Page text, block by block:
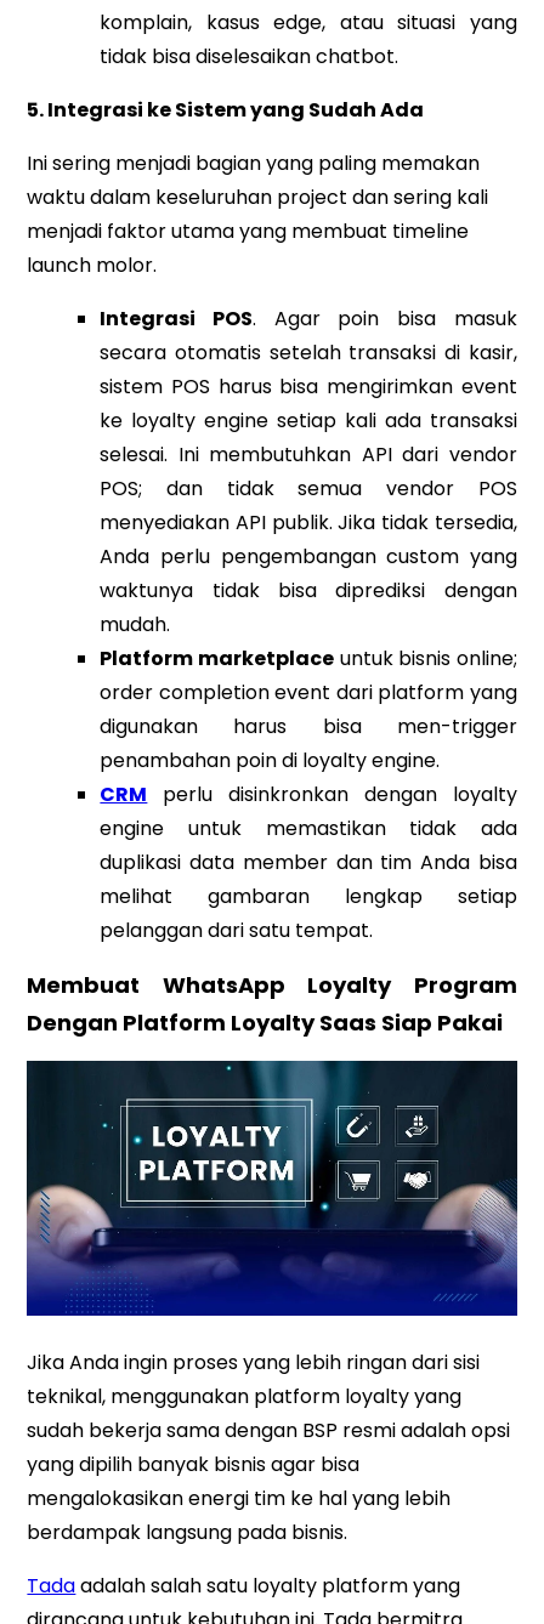
komplain, kasus edge, atau situasi yang
tidak bisa diselesaikan chatbot.
5. Integrasi ke Sistem yang Sudah Ada
Ini sering menjadi bagian yang paling memakan
waktu dalam keseluruhan project dan sering kali
menjadi faktor utama yang membuat timeline
launch molor.
Integrasi POS. Agar poin bisa masuk
secara otomatis setelah transaksi di kasir,
sistem POS harus bisa mengirimkan event
ke loyalty engine setiap kali ada transaksi
selesai. Ini membutuhkan API dari vendor
POS; dan tidak semua vendor POS
menyediakan API publik. Jika tidak tersedia,
Anda perlu pengembangan custom yang
waktunya tidak bisa diprediksi dengan
mudah.
Platform marketplaceuntuk bisnis online;
order completion event dari platform yang
digunakan harus bisa men-trigger
penambahan poin di loyalty engine.
CRM perlu disinkronkan dengan loyalty
engine untuk memastikan tidak ada
duplikasi data member dan tim Anda bisa
melihat gambaran lengkap setiap
pelanggan dari satu tempat.
Membuat WhatsApp Loyalty Program
Dengan Platform Loyalty Saas Siap Pakai
Jika Anda ingin proses yang lebih ringan dari sisi
teknikal, menggunakan platform loyalty yang
sudah bekerja sama dengan BSP resmi adalah opsi
yang dipilih banyak bisnis agar bisa
mengalokasikan energi tim ke hal yang lebih
berdampak langsung pada bisnis.
Tadaadalah salah satu loyalty platform yang